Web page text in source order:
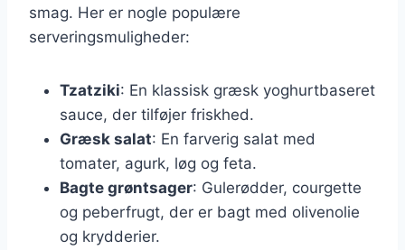
smag. Her er nogle populære
serveringsmuligheder:
Tzatziki: En klassisk græsk yoghurtbaseret
sauce, der tilføjer friskhed.
Græsk salat: En farverig salat med
tomater, agurk, løg og feta.
Bagte grøntsager: Gulerødder, courgette
og peberfrugt, der er bagt med olivenolie
og krydderier.